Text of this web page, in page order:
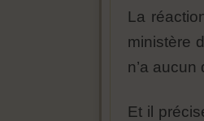
La
ministère
n’a aucun
Et il